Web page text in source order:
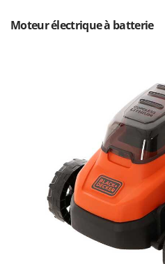
N
Nettoyeurs et Balais à
Nettoyeurs tapis,
Peignes vibreurs et
Pelles rétros pour tracteur
Perches Élagueuses
Pétrins à Spirale
Piscines
Planteuses de pommes
Plateaux de coupe pour
FINI
Forest Master
Francini
G3 Ferrari
Gardena
Moteur électrique à batterie